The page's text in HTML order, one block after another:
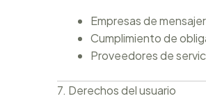
Empresas de
Cumplimiento de
Proveedores de
7. Derechos del usuario